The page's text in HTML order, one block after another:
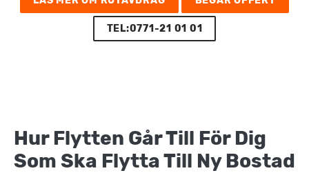
TEL:0771-21 01 01
Hur Flytten Går Till För Dig
Som Ska Flytta Till Ny Bostad